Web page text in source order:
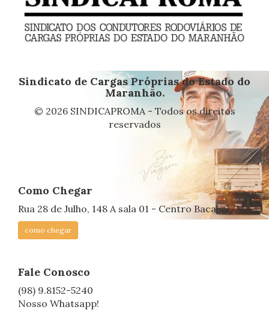
Sindicato de Cargas Próprias do Estado do
Maranhão.
© 2026 SINDICAPROMA - Todos os direitos
reservados
Como Chegar
Rua 28 de Julho, 148 A sala 01 - Centro Bacabal/MA
como chegar
Fale Conosco
(98) 9.8152-5240
Nosso Whatsapp!